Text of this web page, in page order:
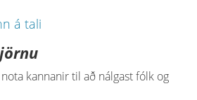
kannanir til að nálgast fólk og